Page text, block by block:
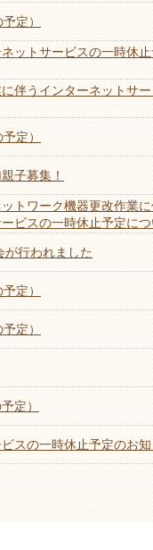
定）
ットサービスの一時休
伴うインターネットサ
定）
子募集！
トワーク機器更改作業
ビスの一時休止予定に
が行われました
定）
定）
定）
スの一時休止予定のお